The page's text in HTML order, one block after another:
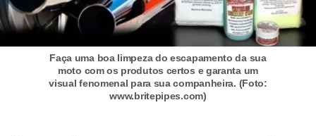
Faça uma boa limpeza do escapamento da sua
moto com os produtos certos e garanta um
visual fenomenal para sua companheira. (Foto:
www.britepipes.com)
o
d